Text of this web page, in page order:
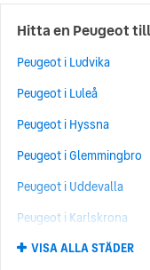
Hitta en Peugeot
Peugeot i Ludvika
Peugeot i Luleå
Peugeot i Hyssna
Peugeot i Glemmingbro
Peugeot i Uddevalla
Peugeot i Karlskrona
Peugeot i Karlstad
VISA ALLA STÄDER